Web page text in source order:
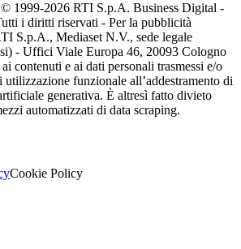
1999-2026 RTI S.p.A. Business Digital -
i diritti riservati - Per la pubblicità
S.p.A., Mediaset N.V., sede legale
- Uffici Viale Europa 46, 20093 Cologno
contenuti e ai dati personali trasmessi e/o
funzionale all’addestramento di
generativa. È altresì fatto divieto
automatizzati di data scraping.
Cookie Policy